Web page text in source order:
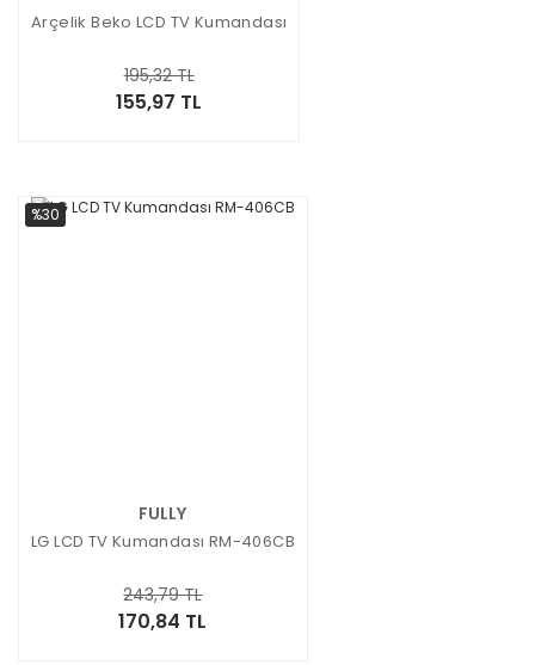
Arçelik Beko LCD TV Kumandası
155,97 TL
195,32 TL
%30
FULLY
LG LCD TV Kumandası RM-406CB
170,84 TL
243,79 TL